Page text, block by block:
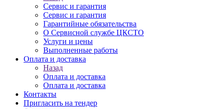
Сервис и гарантия
Сервис и гарантия
Гарантийные обязательства
О Сервисной службе ЦКСТО
Услуги и цены
Выполненные работы
Оплата и доставка
Назад
Оплата и доставка
Оплата и доставка
Контакты
Пригласить на тендер